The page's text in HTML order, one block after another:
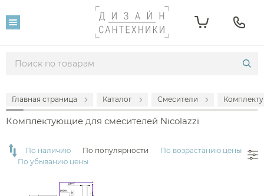
Главная страница Каталог Смесители
Комплектующие для смесителей Nicolazzi
Фильтр
12 022 138 340
Производитель
По наличию По популярности
По возрастанию цены
По убыванию цены